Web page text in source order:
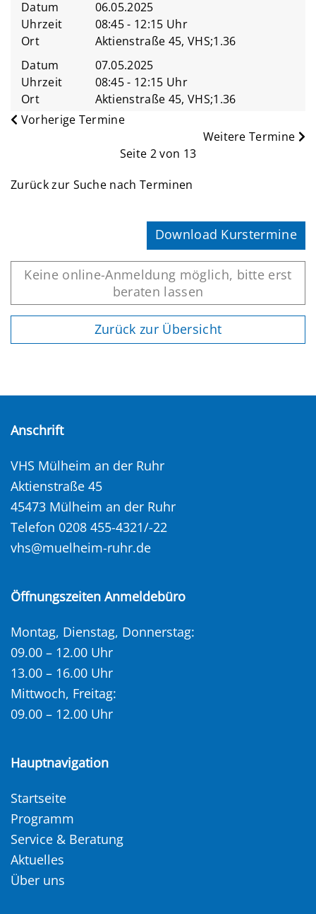
Datum
06.05.2025
Uhrzeit
08:45 - 12:15 Uhr
Ort
Aktienstraße 45, VHS;1.36
Datum
07.05.2025
Uhrzeit
08:45 - 12:15 Uhr
Ort
Aktienstraße 45, VHS;1.36
Vorherige Termine
Weitere Termine
Seite 2 von 13
Zurück zur Suche nach Terminen
Download Kurstermine
Keine online-Anmeldung möglich, bitte erst
beraten lassen
Zurück zur Übersicht
Anschrift
VHS Mülheim an der Ruhr
Aktienstraße 45
45473 Mülheim an der Ruhr
Telefon 0208 455-4321/-22
vhs@muelheim-ruhr.de
Öffnungszeiten Anmeldebüro
Montag, Dienstag, Donnerstag:
09.00 – 12.00 Uhr
13.00 – 16.00 Uhr
Mittwoch, Freitag:
09.00 – 12.00 Uhr
Hauptnavigation
Startseite
Programm
Service & Beratung
Aktuelles
Über uns